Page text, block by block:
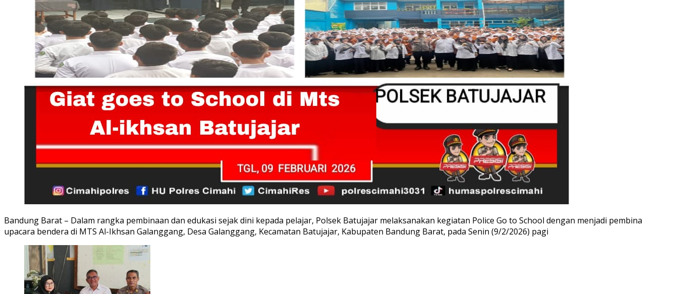
Bandung Barat – Dalam rangka pembinaan dan edukasi sejak dini kepada pelajar, Polsek Batujajar melaksanakan kegiatan Police Go to School dengan menjadi pembina
upacara bendera di MTS Al-Ikhsan Galanggang, Desa Galanggang, Kecamatan Batujajar, Kabupaten Bandung Barat, pada Senin (9/2/2026) pagi